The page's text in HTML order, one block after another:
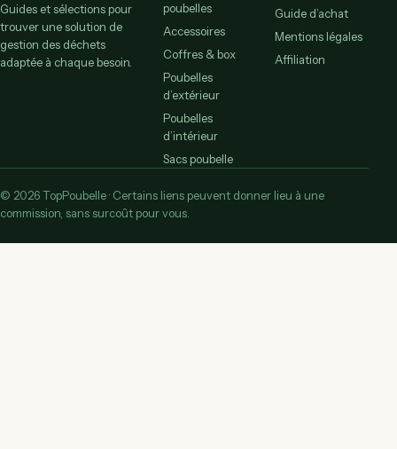
Guides et sélections pour
trouver une solution de
gestion des déchets
adaptée à chaque besoin.
poubelles
Accessoires
Coffres & box
Poubelles
d’extérieur
Poubelles
d’intérieur
Sacs poubelle
Guide d’achat
Mentions légales
Affiliation
© 2026 TopPoubelle · Certains liens peuvent donner lieu à une
commission, sans surcoût pour vous.